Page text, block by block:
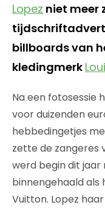
Lopez niet meer
billboards van
kledingmerk
Na een fotosessie
voor duizenden
hebbedingetjes
zette de zangeres
werd begin dit
binnengehaald als
Vuitton. Lopez